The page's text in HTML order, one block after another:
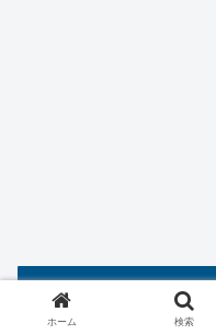
「Pretender」が
ホーム 検索